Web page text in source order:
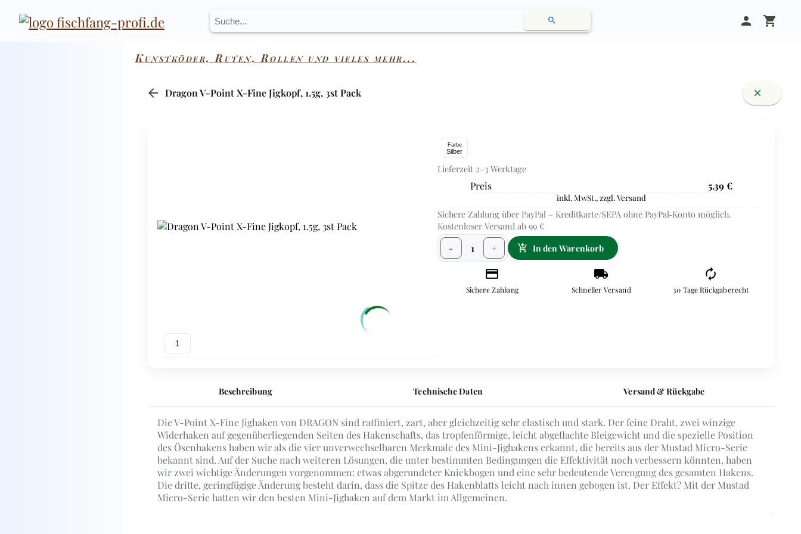
search person shopping_cart
Kunstköder, Ruten, Rollen und vieles mehr...
arrow_back Dragon V-Point X-Fine Jigkopf, 1.5g, 3st Pack close
1
Farbe
Silber
Lieferzeit 2–3 Werktage
Preis 5.39 €
inkl. MwSt., zzgl. Versand
Sichere Zahlung über PayPal – Kreditkarte/SEPA ohne PayPal‑Konto möglich.
Kostenloser Versand ab 99 €
- 1 + add_shopping_cart In den Warenkorb
credit_card
Sichere Zahlung
local_shipping
Schneller Versand
autorenew
30 Tage Rückgaberecht
Beschreibung Technische Daten Versand & Rückgabe
Die V-Point X-Fine Jighaken von DRAGON sind raffiniert, zart, aber gleichzeitig sehr elastisch und stark. Der feine Draht, zwei winzige
Widerhaken auf gegenüberliegenden Seiten des Hakenschafts, das tropfenförmige, leicht abgeflachte Bleigewicht und die spezielle Position
des Ösenhakens haben wir als die vier unverwechselbaren Merkmale des Mini-Jighakens erkannt, die bereits aus der Mustad Micro-Serie
bekannt sind. Auf der Suche nach weiteren Lösungen, die unter bestimmten Bedingungen die Effektivität noch verbessern könnten, haben
wir zwei wichtige Änderungen vorgenommen: etwas abgerundeter Knickbogen und eine sehr bedeutende Verengung des gesamten Hakens.
Die dritte, geringfügige Änderung besteht darin, dass die Spitze des Hakenblatts leicht nach innen gebogen ist. Der Effekt? Mit der Mustad
Micro-Serie hatten wir den besten Mini-Jighaken auf dem Markt im Allgemeinen.